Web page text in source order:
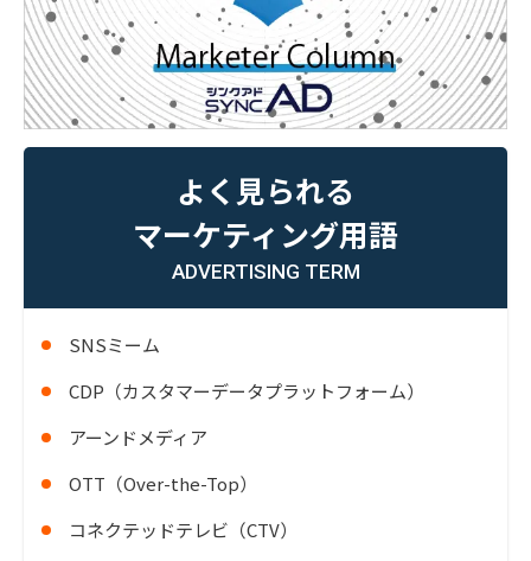
よく見られる
マーケティング用語
ADVERTISING TERM
SNSミーム
CDP（カスタマーデータプラットフォーム）
アーンドメディア
OTT（Over-the-Top）
コネクテッドテレビ（CTV）